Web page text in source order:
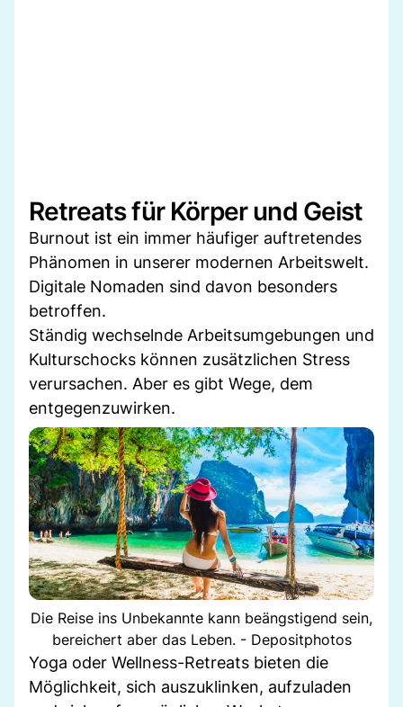
Retreats für Körper und Geist
Burnout ist ein immer häufiger auftretendes
Phänomen in unserer modernen Arbeitswelt.
Digitale Nomaden sind davon besonders
betroffen.
Ständig wechselnde Arbeitsumgebungen und
Kulturschocks können zusätzlichen Stress
verursachen. Aber es gibt Wege, dem
entgegenzuwirken.
Die Reise ins Unbekannte kann beängstigend sein,
bereichert aber das Leben. - Depositphotos
Yoga oder Wellness-Retreats bieten die
Möglichkeit, sich auszuklinken, aufzuladen